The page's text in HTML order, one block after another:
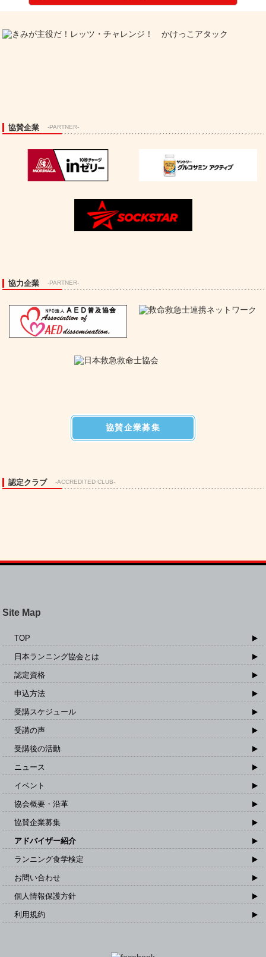
協賛企業 -PARTNER-
協力企業 -PARTNER-
協賛企業募集
認定クラブ -ACCREDITED CLUB-
Site Map
TOP
日本ランニング協会とは
認定資格
申込方法
受講スケジュール
受講の声
受講後の活動
ニュース
イベント
協会概要・沿革
協賛企業募集
アドバイザー紹介
ランニング食学検定
お問い合わせ
個人情報保護方針
利用規約